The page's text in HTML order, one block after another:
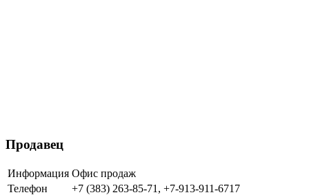
Продавец
Информация Офис продаж
Телефон
+7 (383) 263-85-71, +7-913-911-6717